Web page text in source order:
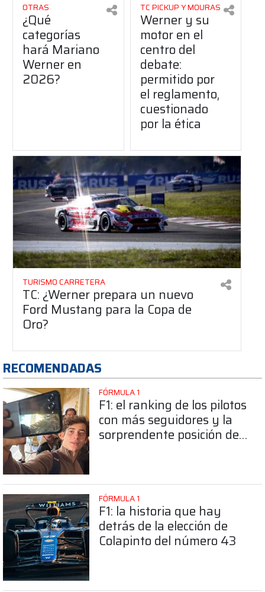
OTRAS
¿Qué
categorías
hará Mariano
Werner en
2026?
TC PICKUP Y MOURAS
Werner y su
motor en el
centro del
debate:
permitido por
el reglamento,
cuestionado
por la ética
TURISMO CARRETERA
TC: ¿Werner prepara un nuevo
Ford Mustang para la Copa de
Oro?
RECOMENDADAS
FÓRMULA 1
F1: el ranking de los pilotos
con más seguidores y la
sorprendente posición de
FÓRMULA 1
F1: la historia que hay
detrás de la elección de
Colapinto del número 43